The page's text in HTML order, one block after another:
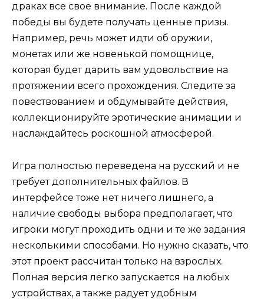
драках все свое внимание. После каждой
победы вы будете получать ценные призы.
Например, речь может идти об оружии,
монетах или же новенькой помощнице,
которая будет дарить вам удовольствие на
протяжении всего прохождения. Следите за
повествованием и обдумывайте действия,
коллекционируйте эротические анимации и
наслаждайтесь роскошной атмосферой.
Игра полностью переведена на русский и не
требует дополнительных файлов. В
интерфейсе тоже нет ничего лишнего, а
наличие свободы выбора предполагает, что
игроки могут проходить одни и те же задания
несколькими способами. Но нужно сказать, что
этот проект рассчитан только на взрослых.
Полная версия легко запускается на любых
устройствах, а также радует удобным